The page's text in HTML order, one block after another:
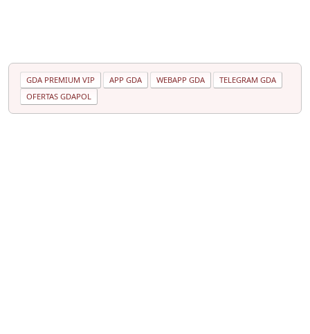
GDA PREMIUM VIP APP GDA WEBAPP GDA
TELEGRAM GDA
OFERTAS GDAPOL